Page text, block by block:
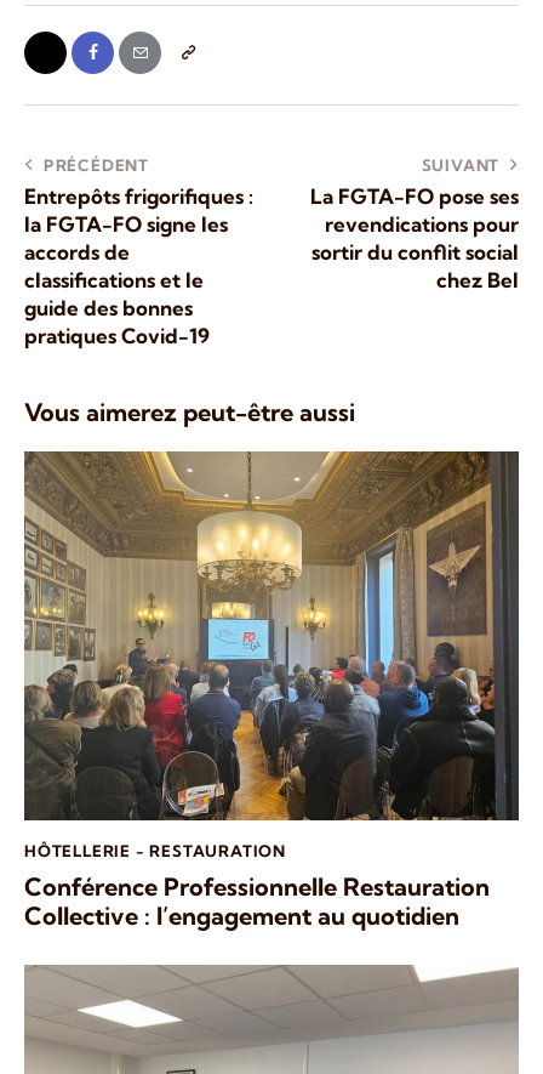
PRÉCÉDENT
Entrepôts frigorifiques :
la FGTA-FO signe les
accords de
classifications et le
guide des bonnes
pratiques Covid-19
SUIVANT
La FGTA-FO pose ses
revendications pour
sortir du conflit social
chez Bel
Vous aimerez peut-être aussi
HÔTELLERIE - RESTAURATION
Conférence Professionnelle Restauration
Collective : l’engagement au quotidien